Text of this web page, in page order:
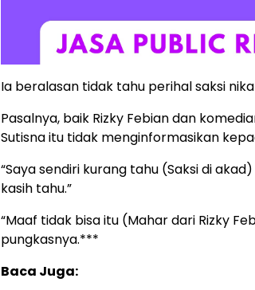
Ia beralasan tidak tahu perihal saksi
Pasalnya, baik Rizky Febian dan
Sutisna itu tidak menginformasikan
“Saya sendiri kurang tahu (Saksi di
kasih tahu.”
“Maaf tidak bisa itu (Mahar dari Rizky
pungkasnya.***
Baca Juga: